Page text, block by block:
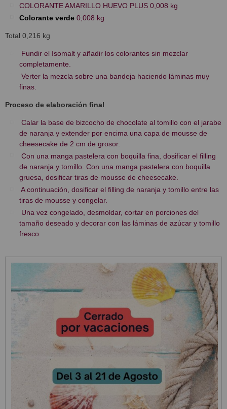
COLORANTE AMARILLO HUEVO PLUS 0,008 kg
Colorante verde 0,008 kg
Total 0,216 kg
Fundir el Isomalt y añadir los colorantes sin mezclar
completamente.
Verter la mezcla sobre una bandeja haciendo láminas muy
finas.
Proceso de elaboración final
Calar la base de bizcocho de chocolate al tomillo con el jarabe
de naranja y extender por encima una capa de mousse de
cheesecake de 2 cm de grosor.
Con una manga pastelera con boquilla fina, dosificar el filling
de naranja y tomillo. Con una manga pastelera con boquilla
gruesa, dosificar tiras de mousse de cheesecake.
A continuación, dosificar el filling de naranja y tomillo entre las
tiras de mousse y congelar.
Una vez congelado, desmoldar, cortar en porciones del
tamaño deseado y decorar con las láminas de azúcar y tomillo
fresco